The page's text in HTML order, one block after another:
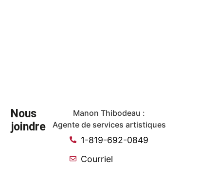
Nous
joindre
Manon Thibodeau :
Agente de services artistiques
1-819-692-0849
Courriel